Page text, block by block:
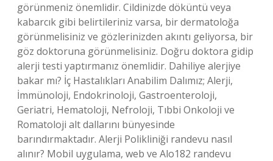
görünmeniz önemlidir. Cildinizde döküntü veya
kabarcık gibi belirtileriniz varsa, bir dermatoloğa
görünmelisiniz ve gözlerinizden akıntı geliyorsa, bir
göz doktoruna görünmelisiniz. Doğru doktora gidip
alerji testi yaptırmanız önemlidir. Dahiliye alerjiye
bakar mı? İç Hastalıkları Anabilim Dalımız; Alerji,
İmmünoloji, Endokrinoloji, Gastroenteroloji,
Geriatri, Hematoloji, Nefroloji, Tıbbi Onkoloji ve
Romatoloji alt dallarını bünyesinde
barındırmaktadır. Alerji Polikliniği randevu nasıl
alınır? Mobil uygulama, web ve Alo182 randevu